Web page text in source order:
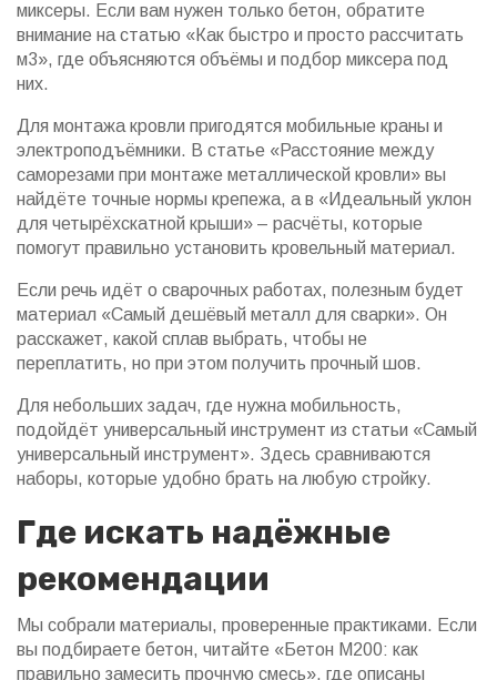
миксеры. Если вам нужен только бетон, обратите
внимание на статью «Как быстро и просто рассчитать
м3», где объясняются объёмы и подбор миксера под
них.
Для монтажа кровли пригодятся мобильные краны и
электроподъёмники. В статье «Расстояние между
саморезами при монтаже металлической кровли» вы
найдёте точные нормы крепежа, а в «Идеальный уклон
для четырёхскатной крыши» – расчёты, которые
помогут правильно установить кровельный материал.
Если речь идёт о сварочных работах, полезным будет
материал «Самый дешёвый металл для сварки». Он
расскажет, какой сплав выбрать, чтобы не
переплатить, но при этом получить прочный шов.
Для небольших задач, где нужна мобильность,
подойдёт универсальный инструмент из статьи «Самый
универсальный инструмент». Здесь сравниваются
наборы, которые удобно брать на любую стройку.
Где искать надёжные
рекомендации
Мы собрали материалы, проверенные практиками. Если
вы подбираете бетон, читайте «Бетон М200: как
правильно замесить прочную смесь», где описаны